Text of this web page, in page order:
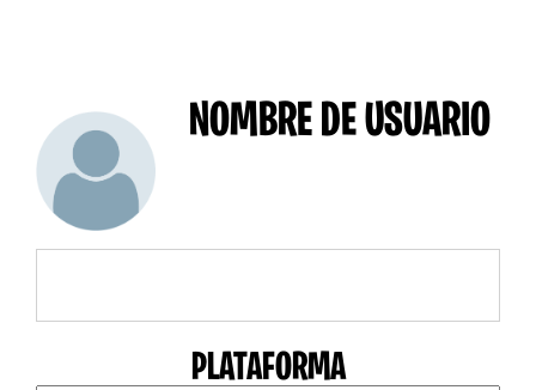
NOMBRE DE USUARIO
PLATAFORMA